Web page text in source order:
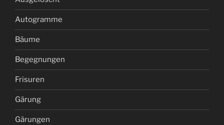
Autogramme
Bäume
Begegnungen
Frisuren
Gärung
Gärungen